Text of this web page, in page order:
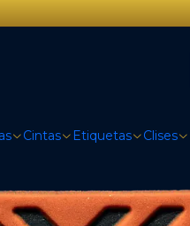
Cintas Etiquetas Clises